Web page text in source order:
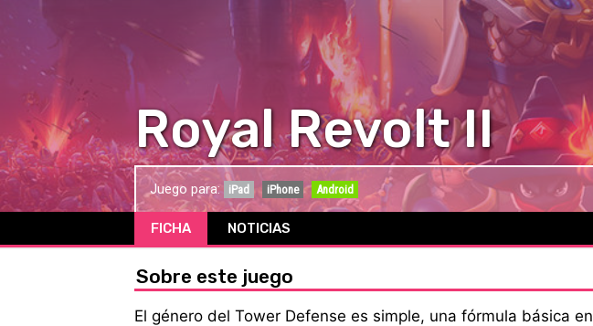
Royal Revolt II
Juego para: iPad iPhone Android
FICHA NOTICIAS
Sobre este juego
El género del Tower Defense es simple, una fórmula básica